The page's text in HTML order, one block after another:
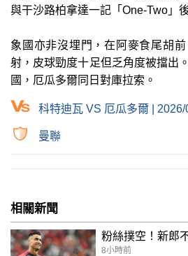
與干沙路柏拿達一記「One-Two」
象國亦非沒埋門，在阿麥食尾胡
射，皮球勁度十足但乏角度被擋出
國，厄瓜多爾同日對庫拉索。
科特迪瓦 VS 厄瓜多爾 |
曼聯
相關新聞
粉絲撲空！新郎
8小時前